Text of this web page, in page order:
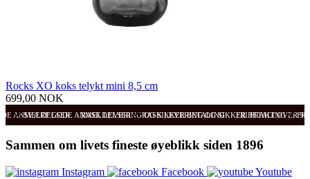
Rocks XO koks telykt mini 8,5 cm
699,00 NOK
ANMELDELSER RASK LEVERING OG SIKKER BETALING FRI FRAKT OVER
SVÆRT GODE ANMELDELSER RASK LEVERING OG SIKKER BETALING
Sammen om livets fineste øyeblikk siden 1896
Instagram Facebook
Youtube